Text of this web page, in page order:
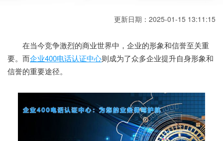
更新日期：2025-01-15 13:11:15
在当今竞争激烈的商业世界中，企业的形象和信誉至关重
要。而企业400电话认证中心则成为了众多企业提升自身形象和
信誉的重要途径。